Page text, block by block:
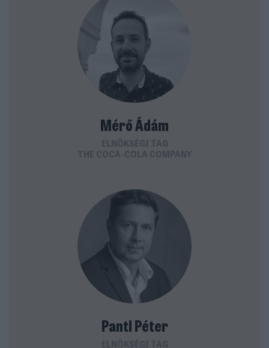
Mérő Ádám
ELNÖKSÉGI TAG
THE COCA-COLA COMPANY
Pantl Péter
ELNÖKSÉGI TAG